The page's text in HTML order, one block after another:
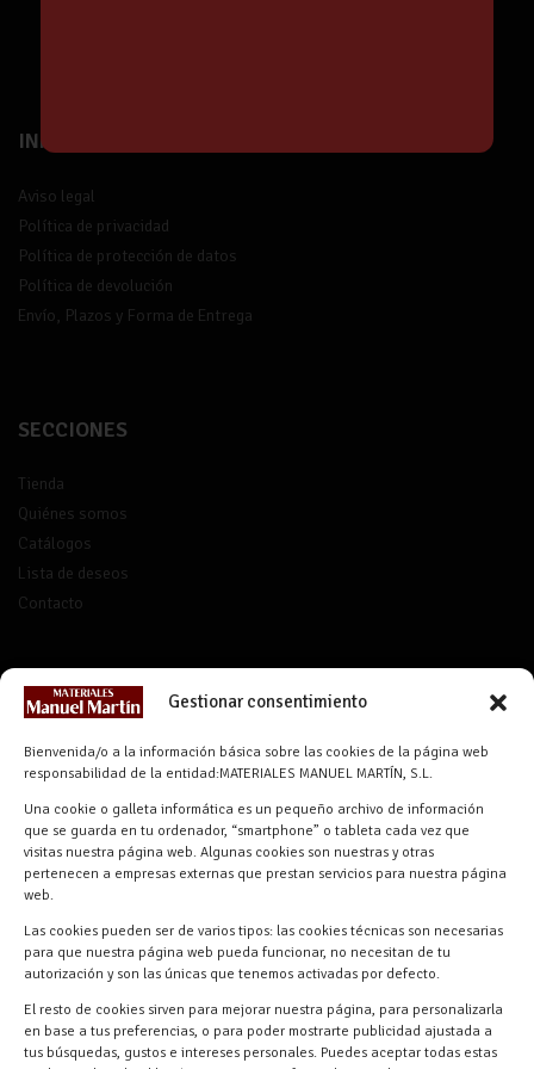
Gestionar consentimiento
Bienvenida/o a la información básica sobre las cookies de la página web
responsabilidad de la entidad:MATERIALES MANUEL MARTÍN, S.L.
Una cookie o galleta informática es un pequeño archivo de información
que se guarda en tu ordenador, “smartphone” o tableta cada vez que
visitas nuestra página web. Algunas cookies son nuestras y otras
pertenecen a empresas externas que prestan servicios para nuestra página
web.
Las cookies pueden ser de varios tipos: las cookies técnicas son necesarias
para que nuestra página web pueda funcionar, no necesitan de tu
autorización y son las únicas que tenemos activadas por defecto.
El resto de cookies sirven para mejorar nuestra página, para personalizarla
en base a tus preferencias, o para poder mostrarte publicidad ajustada a
tus búsquedas, gustos e intereses personales. Puedes aceptar todas estas
INFORMACIÓN
Aviso legal
Política de privacidad
Política de protección de datos
Política de devolución
Envío, Plazos y Forma de Entrega
SECCIONES
Tienda
Quiénes somos
Catálogos
Lista de deseos
Contacto
CONTACTO
info@materialesmanuelmartin.com
921 57 52 29
618 59 79 72 (Solo WhatsApp)
Materiales Manuel Martín Ctra.
Turégano-Navas de Oro, 47, 40280
Navalmanzano, Segovia, ESPAÑA